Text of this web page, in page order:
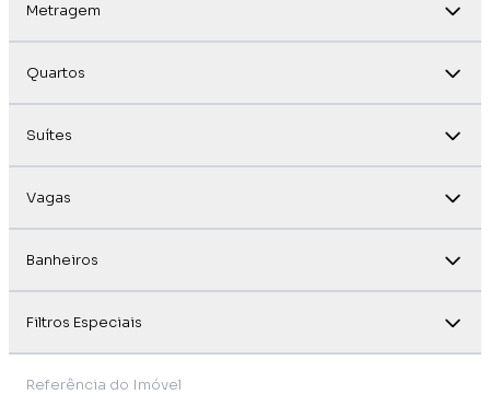
Metragem
Quartos
Suítes
Vagas
Banheiros
Filtros Especiais